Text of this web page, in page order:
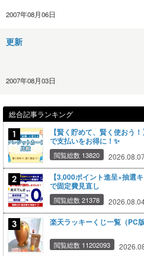
2007年08月06日
更新
2007年08月03日
総合記事ランキング
【賢く貯めて、賢く使おう
で支払いをお得に！✨
閲覧総数 13820
【3,000ポイント進呈×抽選
で固定費見直し
閲覧総数 21378
楽天ラッキーくじ一覧（PC版
閲覧総数 11202093